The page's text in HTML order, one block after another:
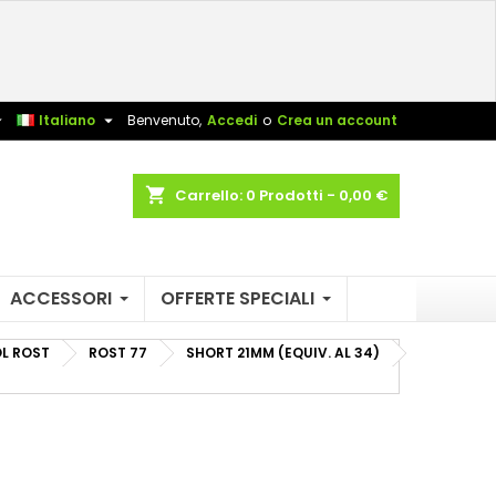
Benvenuto, Accedi o Crea un account
Italiano 
shopping_cart Carrello: 0 Prodotti - 0,00 €
ACCESSORI OFFERTE SPECIALI
ROST ROST 77
SHORT 21MM (EQUIV. AL 34)